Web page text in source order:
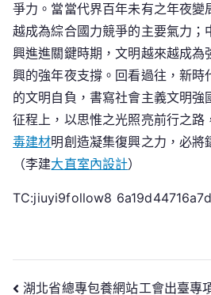
爭力。當當代界百年未有之年夜變
越成為綜合國力競爭的主要氣力；
興進進關鍵時期，文明越來越成為
興的強年夜支撐。回看過往，新時
的文明自負，書寫社會主義文明強
征程上，以思惟之光照亮前行之路
毒建材明創造凝集復興之力，必將
（李建大直室內設計）
TC:jiuyi9follow8
湖北省總專包養網站工會出臺專